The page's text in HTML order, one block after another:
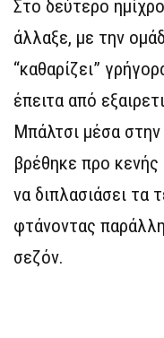
Στο δεύτερο
άλλαξε, με την
“καθαρίζει”
έπειτα από
Μπάλτσι μέσα
βρέθηκε προ κενής
να διπλασιάσει τα
φτάνοντας
σεζόν.